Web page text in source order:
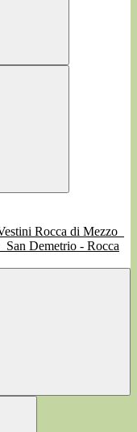
San Demetrio - Rocca